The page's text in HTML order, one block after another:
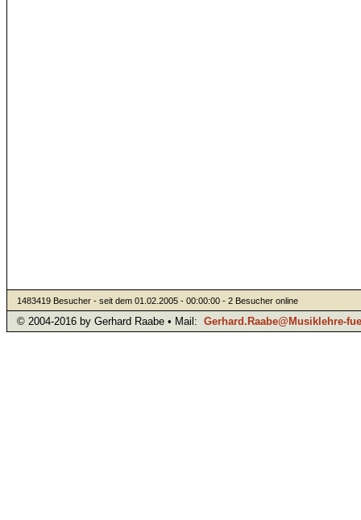
1483419 Besucher - seit dem 01.02.2005 - 00:00:00 - 2 Besucher online
© 2004-2016 by Gerhard Raabe • Mail:Gerhard.Raabe@Musiklehre-